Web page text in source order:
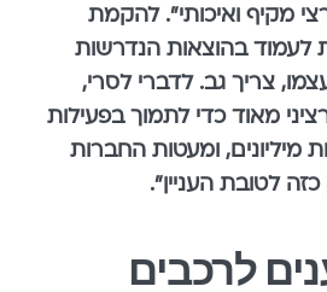
מקיף ואיכותי". להקמת
לעמוד בהוצאות הנדרשות
צריך גב. לדברי לסרי,
מאוד כדי לתמוך בפעילות
מיליונים, ומעטות החברות
לטובת העניין".
לרכבים